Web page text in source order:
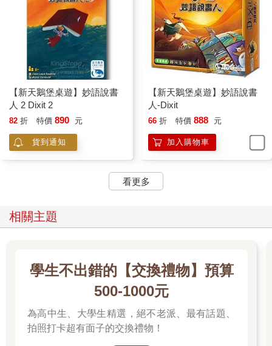
【新天鵝堡桌遊】妙語說書
人 2 Dixit 2
82 折 特價 890 元
貨到通知
【新天鵝堡桌遊】妙語說書
人-Dixit
66 折 特價 888 元
加入購物車
看更多
相關主題
學生不出錯的【交換禮物】預算
500-1000元
為高中生、大學生精選，絕不老派、最有話題、
拍照打卡超有面子的交換禮物！